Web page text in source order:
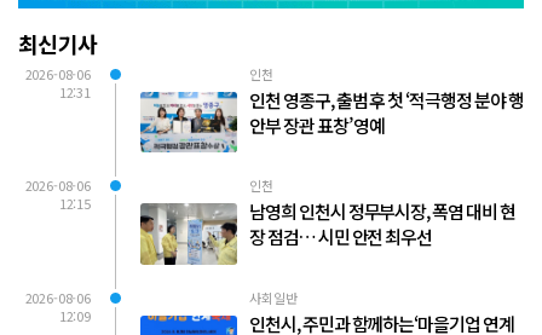
최신기사
2026-08-06
12:31
인천
인천 영종구, 출범 후 첫 ‘적극행정 분야 행
안부 장관 표창’ 영예
2026-08-06
12:15
인천
남영희 인천시 정무부시장, 폭염 대비 현
장 점검… 시민 안전 최우선
2026-08-06
12:09
사회일반
인천시, 주민과 함께하는‘마을기업 연계